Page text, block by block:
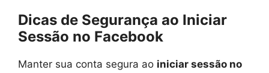
Dicas de Segurança ao Iniciar
Sessão no Facebook
Manter sua conta segura ao iniciar sessão no